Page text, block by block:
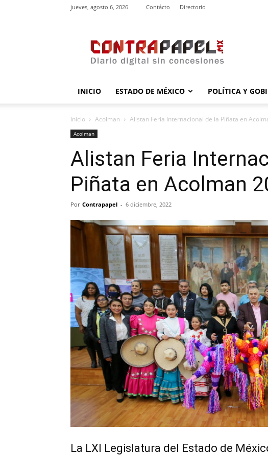
jueves, agosto 6, 2026 Contácto Directorio
INICIO ESTADO DE MÉXICO POLÍTICA Y
Inicio Acolman Alistan Feria Internacional de la Piñata en
Acolman
Alistan Feria
Piñata en Acolman
Por Contrapapel - 6 diciembre, 2022
La LXI Legislatura del Estado de